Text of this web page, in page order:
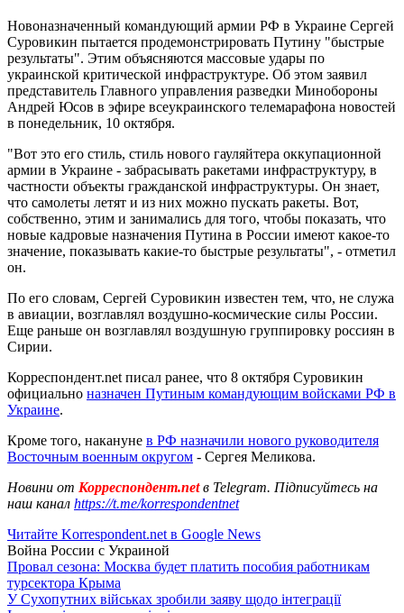
Новоназначенный командующий армии РФ в Украине Сергей
Суровикин пытается продемонстрировать Путину "быстрые
результаты". Этим объясняются массовые удары по
украинской критической инфраструктуре. Об этом заявил
представитель Главного управления разведки Минобороны
Андрей Юсов в эфире всеукраинского телемарафона новостей
в понедельник, 10 октября.
"Вот это его стиль, стиль нового гауляйтера оккупационной
армии в Украине - забрасывать ракетами инфраструктуру, в
частности объекты гражданской инфраструктуры. Он знает,
что самолеты летят и из них можно пускать ракеты. Вот,
собственно, этим и занимались для того, чтобы показать, что
новые кадровые назначения Путина в России имеют какое-то
значение, показывать какие-то быстрые результаты", - отметил
он.
По его словам, Сергей Суровикин известен тем, что, не служа
в авиации, возглавлял воздушно-космические силы России.
Еще раньше он возглавлял воздушную группировку россиян в
Сирии.
Корреспондент.net писал ранее, что 8 октября Суровикин
официально назначен Путиным командующим войсками РФ в
Украине.
Кроме того, накануне в РФ назначили нового руководителя
Восточным военным округом - Сергея Меликова.
Новини от Корреспондент.netв Telegram. Підписуйтесь на
наш канал https://t.me/korrespondentnet
Читайте Korrespondent.net в Google News
Война России с Украиной
Провал сезона: Москва будет платить пособия работникам
турсектора Крыма
У Сухопутних військах зробили заяву щодо інтеграції